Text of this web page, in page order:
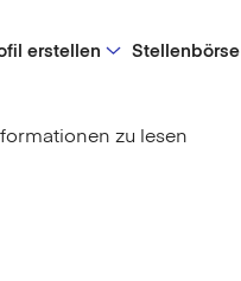
erstellen Stellenbörse
zu lesen